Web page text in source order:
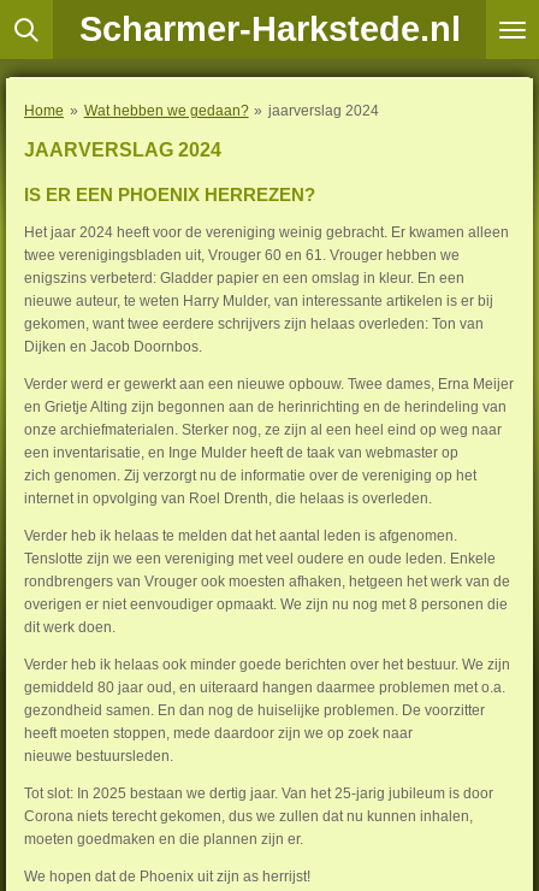
Ga
direct
hoofdinhoud
Scharmer-Harkstede.nl
Home » Wat hebben we gedaan? » jaarverslag 2024
JAARVERSLAG 2024
IS ER EEN PHOENIX HERREZEN?
Het jaar 2024 heeft voor de vereniging weinig gebracht. Er kwamen alleen
twee verenigingsbladen uit, Vrouger 60 en 61. Vrouger hebben we
enigszins verbeterd: Gladder papier en een omslag in kleur. En een
nieuwe auteur, te weten Harry Mulder, van interessante artikelen is er bij
gekomen, want twee eerdere schrijvers zijn helaas overleden: Ton van
Dijken en Jacob Doornbos.
Verder werd er gewerkt aan een nieuwe opbouw. Twee dames, Erna Meijer
en Grietje Alting zijn begonnen aan de herinrichting en de herindeling van
onze archiefmaterialen. Sterker nog, ze zijn al een heel eind op weg naar
een inventarisatie, en Inge Mulder heeft de taak van webmaster op
zich genomen. Zij verzorgt nu de informatie over de vereniging op het
internet in opvolging van Roel Drenth, die helaas is overleden.
Verder heb ik helaas te melden dat het aantal leden is afgenomen.
Tenslotte zijn we een vereniging met veel oudere en oude leden. Enkele
rondbrengers van Vrouger ook moesten afhaken, hetgeen het werk van de
overigen er niet eenvoudiger opmaakt. We zijn nu nog met 8 personen die
dit werk doen.
Verder heb ik helaas ook minder goede berichten over het bestuur. We zijn
gemiddeld 80 jaar oud, en uiteraard hangen daarmee problemen met o.a.
gezondheid samen. En dan nog de huiselijke problemen. De voorzitter
heeft moeten stoppen, mede daardoor zijn we op zoek naar
nieuwe bestuursleden.
Tot slot: In 2025 bestaan we dertig jaar. Van het 25-jarig jubileum is door
Corona niets terecht gekomen, dus we zullen dat nu kunnen inhalen,
moeten goedmaken en die plannen zijn er.
We hopen dat de Phoenix uit zijn as herrijst!